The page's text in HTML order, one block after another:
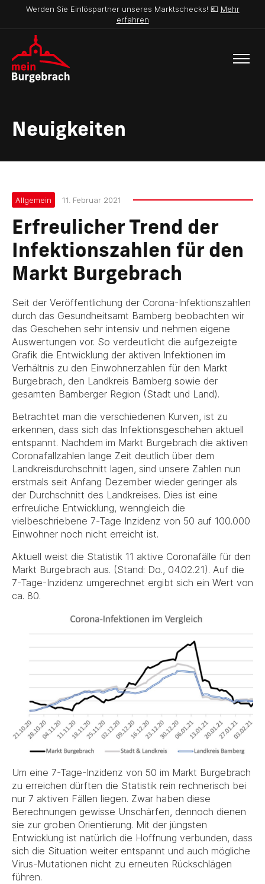
Werden Sie Einlöspartner unseres Marktschecks! 💶 Mehr
erfahren
Neuigkeiten
Allgemein 11. Februar 2021
Erfreulicher Trend der
Infektionszahlen für den
Markt Burgebrach
Seit der Veröffentlichung der Corona-Infektionszahlen
durch das Gesundheitsamt Bamberg beobachten wir
das Geschehen sehr intensiv und nehmen eigene
Auswertungen vor. So verdeutlicht die aufgezeigte
Grafik die Entwicklung der aktiven Infektionen im
Verhältnis zu den Einwohnerzahlen für den Markt
Burgebrach, den Landkreis Bamberg sowie der
gesamten Bamberger Region (Stadt und Land).
Betrachtet man die verschiedenen Kurven, ist zu
erkennen, dass sich das Infektionsgeschehen aktuell
entspannt. Nachdem im Markt Burgebrach die aktiven
Coronafallzahlen lange Zeit deutlich über dem
Landkreisdurchschnitt lagen, sind unsere Zahlen nun
erstmals seit Anfang Dezember wieder geringer als
der Durchschnitt des Landkreises. Dies ist eine
erfreuliche Entwicklung, wenngleich die
vielbeschriebene 7-Tage Inzidenz von 50 auf 100.000
Einwohner noch nicht erreicht ist.
Aktuell weist die Statistik 11 aktive Coronafälle für den
Markt Burgebrach aus. (Stand: Do., 04.02.21). Auf die
7-Tage-Inzidenz umgerechnet ergibt sich ein Wert von
ca. 80.
Um eine 7-Tage-Inzidenz von 50 im Markt Burgebrach
zu erreichen dürften die Statistik rein rechnerisch bei
nur 7 aktiven Fällen liegen. Zwar haben diese
Berechnungen gewisse Unschärfen, dennoch dienen
sie zur groben Orientierung. Mit der jüngsten
Entwicklung ist natürlich die Hoffnung verbunden, dass
sich die Situation weiter entspannt und auch mögliche
Virus-Mutationen nicht zu erneuten Rückschlägen
führen.